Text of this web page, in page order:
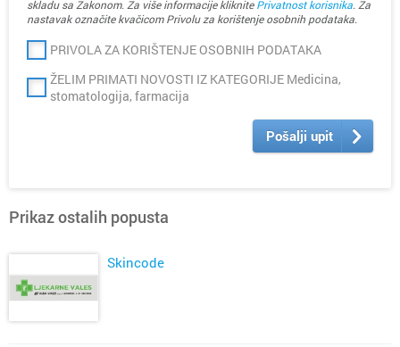
skladu sa Zakonom. Za više informacije kliknitePrivatnost korisnika. Za
nastavak označite kvačicom Privolu za korištenje osobnih podataka.
PRIVOLA ZA KORIŠTENJE OSOBNIH PODATAKA
ŽELIM PRIMATI NOVOSTI IZ KATEGORIJE Medicina,
stomatologija, farmacija
Pošalji upit
Prikaz ostalih popusta
Skincode